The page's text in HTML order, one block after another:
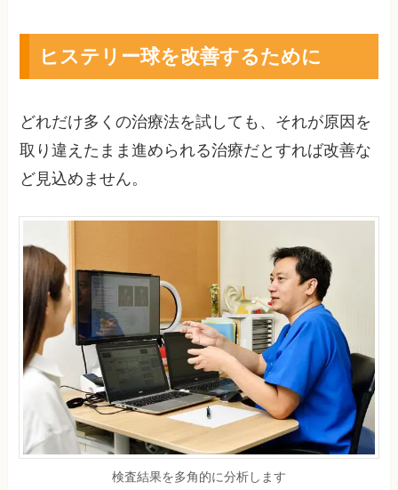
ヒステリー球を改善するために
どれだけ多くの治療法を試しても、それが原因を
取り違えたまま進められる治療だとすれば改善な
ど見込めません。
検査結果を多角的に分析します